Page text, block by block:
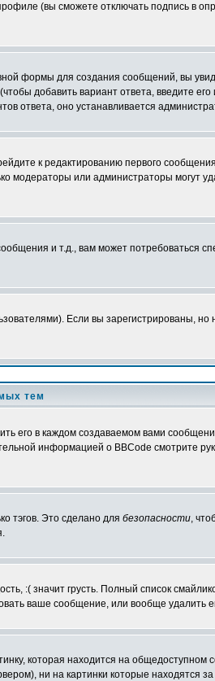
(вы сможете отключать подпись в
формы для создания сообщений, вы
добавить вариант ответа, введите
ответа, оно устанавливается
к редактированию первого
модераторы или администраторы могут
и т.д., вам может потребоваться
Если вы зарегистрированы, но
тем
его в каждом создаваемом вами
информацией о BBCode смотрите
тэгов. Это сделано для безопасности,
:( значит грусть. Полный список
ваше сообщение, или вообще удалить
которая находится на общедоступном
ни на картинки которые находятся